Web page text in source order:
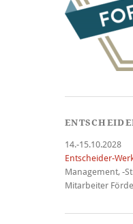
14.-15.10.2028
Entscheider-
Management, -
Mitarbeiter